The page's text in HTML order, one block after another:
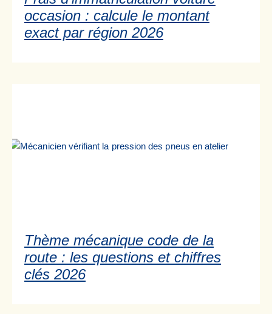
occasion : calcule le montant
exact par région 2026
Thème mécanique code de la
route : les questions et chiffres
clés 2026